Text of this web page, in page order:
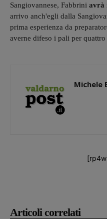
Articoli correlati
Sangiovannese, Fabbrini avrà
arrivo anch'egli dalla
prima esperienza da
averne difeso i pali per quattro
Michele